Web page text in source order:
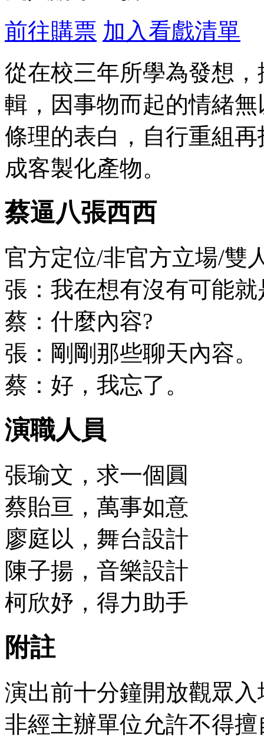
前往購票 加入看戲清單
從在校三年所學為發想
輯，因事物而起的情緒
條理的表白，自行重組
成客製化產物。
蔡逼八張西西
官方定位/非官方立場/雙
張：我在想有沒有可能
蔡：什麼內容?
張：剛剛那些聊天內容。
蔡：好，我忘了。
演職人員
張瑜文，求一個圓
蔡貽亘，萬事如意
廖庭以，舞台設計
陳子揚，音樂設計
柯欣妤，得力助手
附註
演出前十分鐘開放觀眾
非經主辦單位允許不得